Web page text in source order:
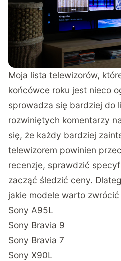
Moja lista telewizorów,
końcówce roku jest nieco
sprowadza się bardziej do
rozwiniętych komentarzy
się, że każdy bardziej
telewizorem powinien
recenzje, sprawdzić
zacząć śledzić ceny.
jakie modele warto
Sony A95L
Sony Bravia 9
Sony Bravia 7
Sony X90L